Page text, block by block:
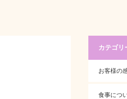
カテゴリ
お客様の
食事につ